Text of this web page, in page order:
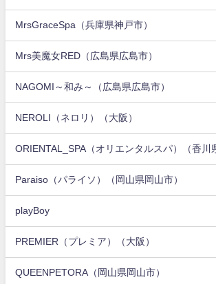
MrsGraceSpa（兵庫県神戸市）
Mrs美魔女RED（広島県広島市）
NAGOMI～和み～（広島県広島市）
NEROLI（ネロリ）（大阪）
ORIENTAL_SPA（オリエンタルスパ）（香川
Paraiso（パライソ）（岡山県岡山市）
playBoy
PREMIER（プレミア）（大阪）
QUEENPETORA（岡山県岡山市）